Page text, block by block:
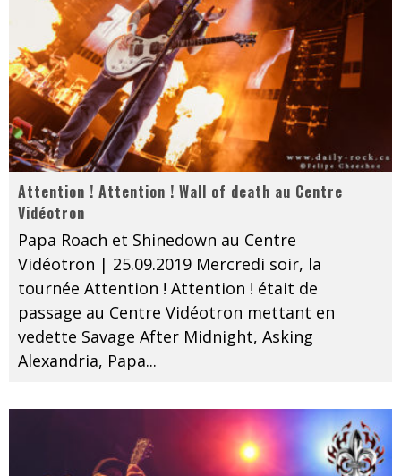
Attention ! Attention ! Wall of death au Centre
Vidéotron
Papa Roach et Shinedown au Centre
Vidéotron | 25.09.2019 Mercredi soir, la
tournée Attention ! Attention ! était de
passage au Centre Vidéotron mettant en
vedette Savage After Midnight, Asking
Alexandria, Papa...